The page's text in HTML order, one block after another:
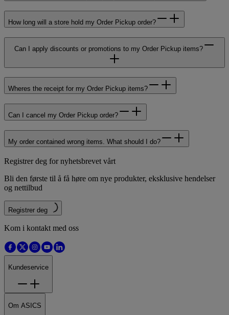
How long will a store hold my Order Pickup order?
Can I apply discounts or promotions to my Order Pickup items?
Wheres the receipt for my Order Pickup items?
Can I cancel my Order Pickup order?
My order contained wrong items. What should I do?
Registrer deg for nyhetsbrevet vårt
Bli den første til å få høre om nye produkter, eksklusive hendelser
og nettilbud
Registrer deg
Kom i kontakt med oss
Kundeservice
Om ASICS